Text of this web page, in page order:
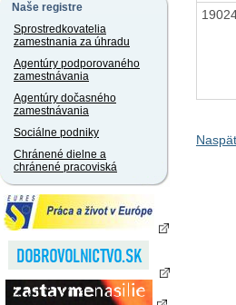
Naše registre
Sprostredkovatelia
zamestnania za úhradu
Agentúry podporovaného
zamestnávania
Agentúry dočasného
zamestnávania
Sociálne podniky
Chránené dielne a
chránené pracoviská